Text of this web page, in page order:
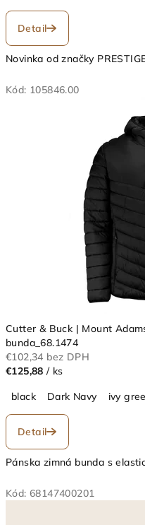
Detail
Novinka od značky
Kód: 105846.00
Cutter & Buck | Mount
bunda_68.1474
€102,34 bez DPH
€125,88/ ks
black
Dark Navy ivy
Detail
Pánska zimná bunda s
Kód: 68147400201